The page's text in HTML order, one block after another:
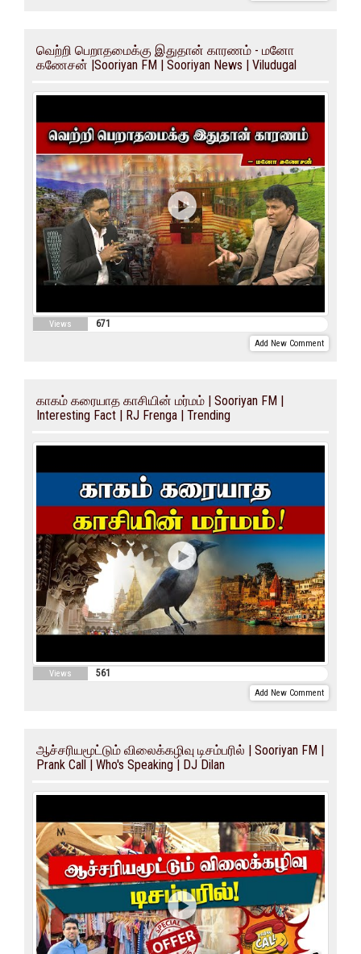
வெற்றி பெறாதமைக்கு இதுதான் காரணம் - மனோ
கணேசன் |Sooriyan FM | Sooriyan News | Viludugal
Views 671
Add New Comment
காகம் கரையாத காசியின் மர்மம் | Sooriyan FM |
Interesting Fact | RJ Frenga | Trending
Views 561
Add New Comment
ஆச்சரியமூட்டும் விலைக்கழிவு டிசம்பரில் | Sooriyan FM |
Prank Call | Who's Speaking | DJ Dilan